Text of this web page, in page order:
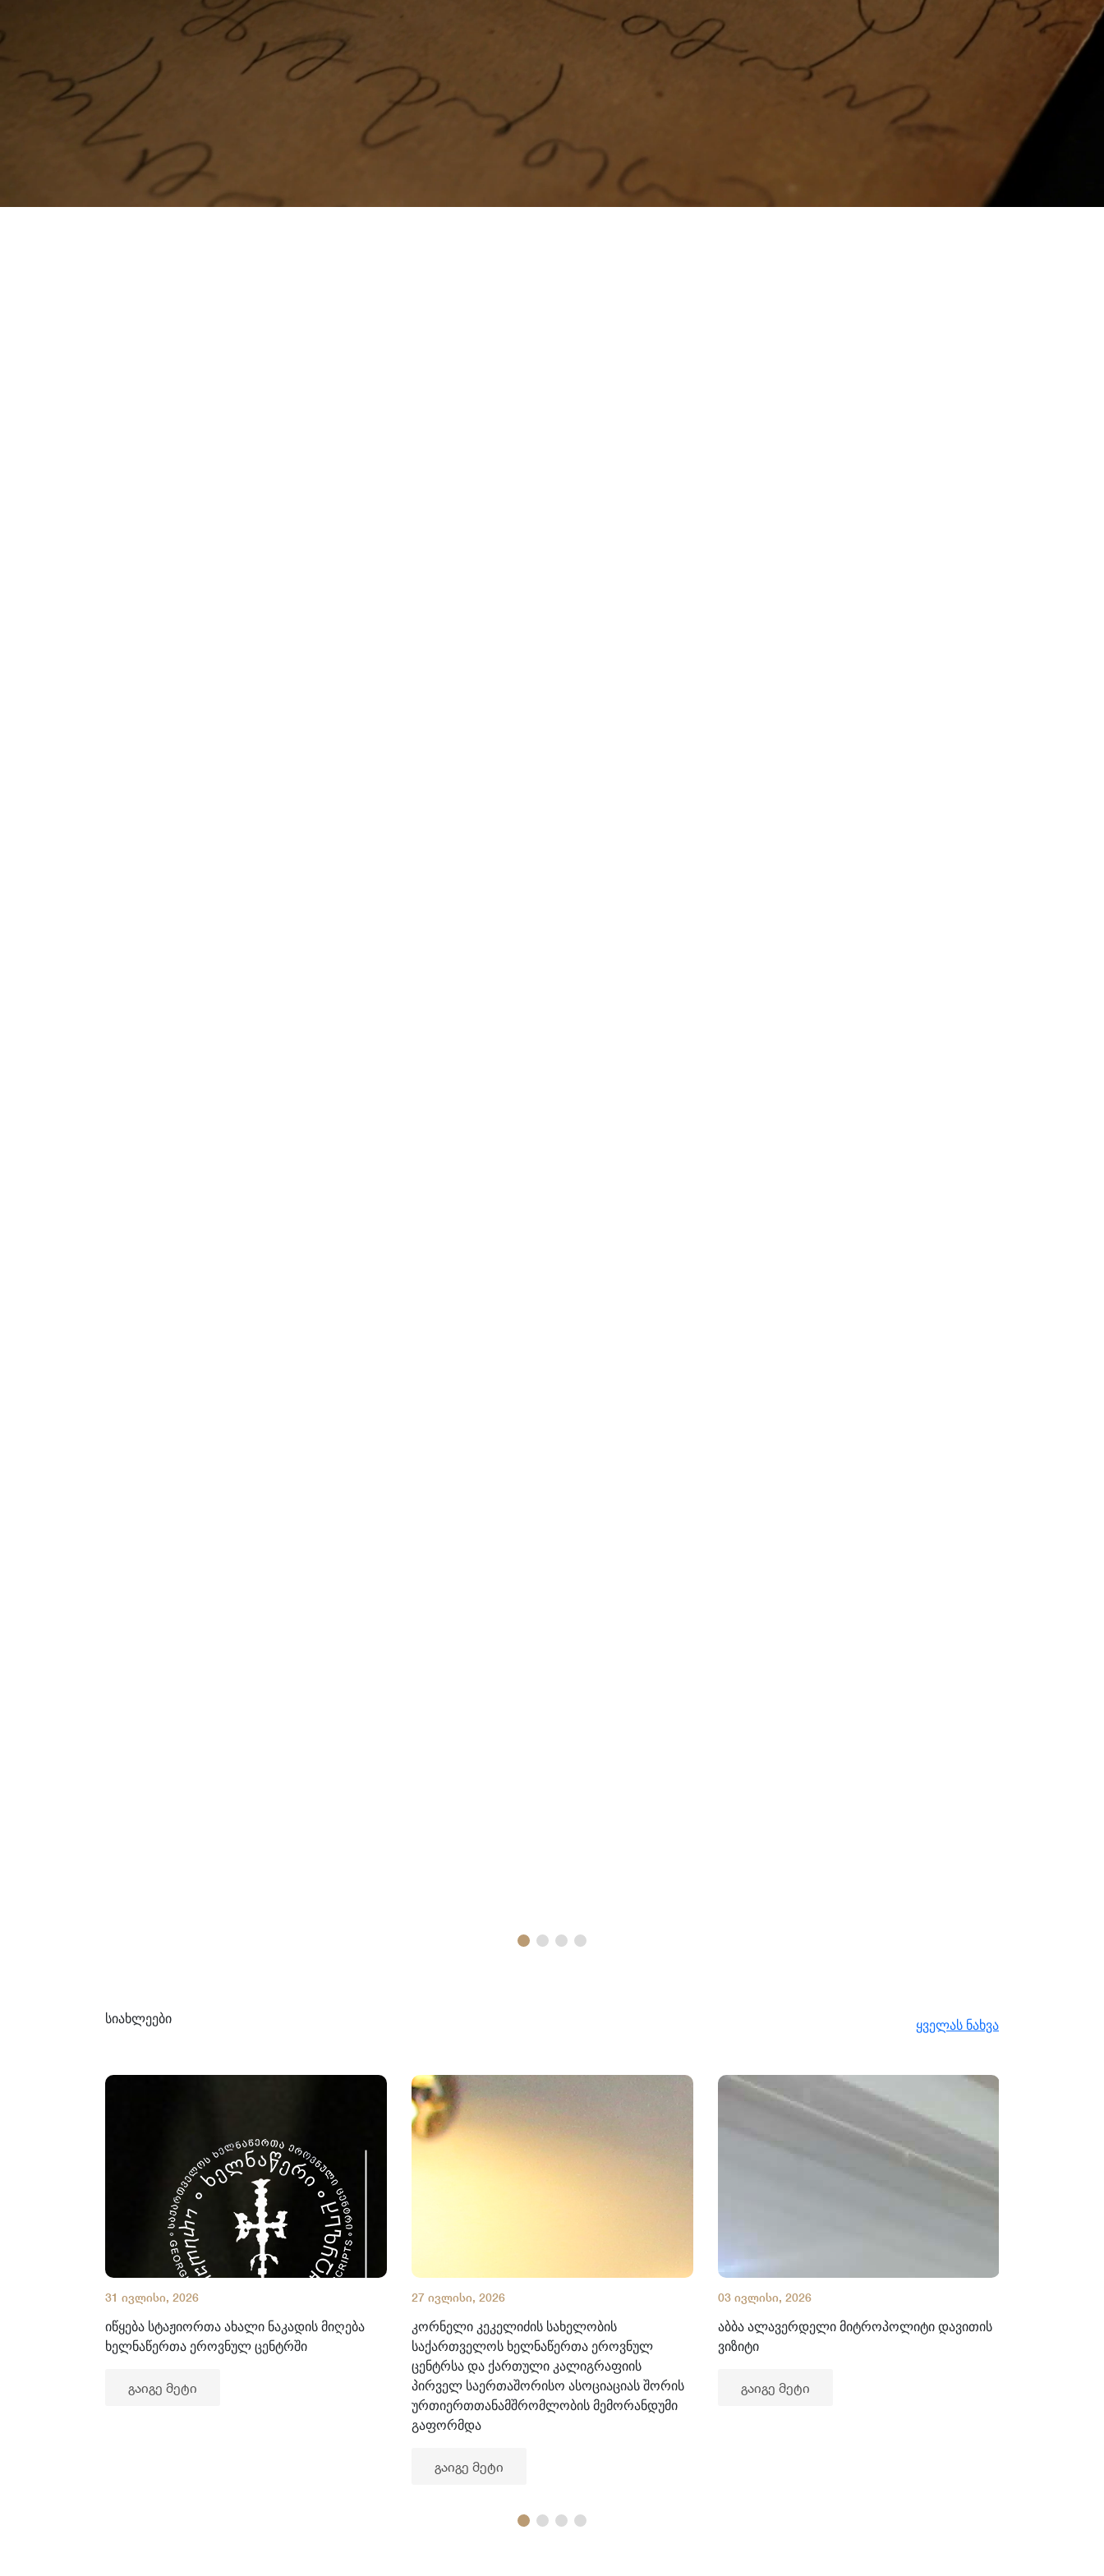
სიახლეები ყველას ნახვა
31 ივლისი, 2026
იწყება სტაჟიორთა ახალი ნაკადის მიღება
ხელნაწერთა ეროვნულ ცენტრში
გაიგე მეტი
27 ივლისი, 2026
კორნელი კეკელიძის სახელობის
საქართველოს ხელნაწერთა ეროვნულ
ცენტრსა და ქართული კალიგრაფიის
პირველ საერთაშორისო ასოციაციას შორის
ურთიერთთანამშრომლობის მემორანდუმი
გაფორმდა
გაიგე მეტი
03 ივლისი, 2026
აბბა ალავერდელი მიტროპოლიტი დავითის
ვიზიტი
გაიგე მეტი